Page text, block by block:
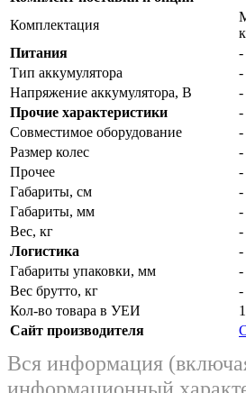
Комплектация
Питания
-
Тип аккумулятора
-
Напряжение аккумулятора, В
-
Прочие характеристики
-
Совместимое оборудование
-
Размер колес
-
Прочее
-
Габариты, см
-
Габариты, мм
-
Вес, кг
-
Логистика
-
Габариты упаковки, мм
-
Вес брутто, кг
-
Кол-во товара в УЕИ
1
Сайт производителя
Вся информация
информационный